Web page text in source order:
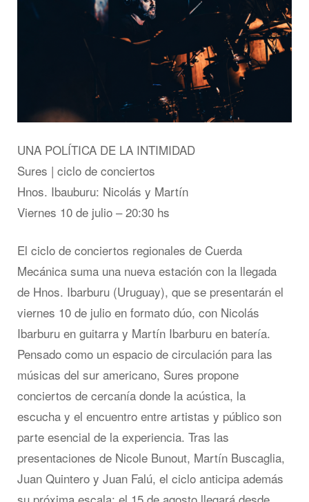
UNA POLÍTICA DE LA INTIMIDAD
Sures | ciclo de conciertos
Hnos. Ibauburu: Nicolás y Martín
Viernes 10 de julio – 20:30 hs
El ciclo de conciertos regionales de Cuerda
Mecánica suma una nueva estación con la llegada
de Hnos. Ibarburu (Uruguay), que se presentarán el
viernes 10 de julio en formato dúo, con Nicolás
Ibarburu en guitarra y Martín Ibarburu en batería.
Pensado como un espacio de circulación para las
músicas del sur americano, Sures propone
conciertos de cercanía donde la acústica, la
escucha y el encuentro entre artistas y público son
parte esencial de la experiencia. Tras las
presentaciones de Nicole Bunout, Martín Buscaglia,
Juan Quintero y Juan Falú, el ciclo anticipa además